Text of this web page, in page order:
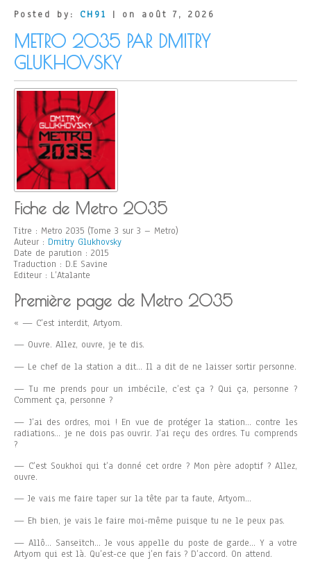
Posted by: CH91 | on août 7, 2026
METRO 2035 PAR DMITRY
GLUKHOVSKY
Fiche de Metro 2035
Titre : Metro 2035 (Tome 3 sur 3 – Metro)
Auteur : Dmitry Glukhovsky
Date de parution : 2015
Traduction : D.E Savine
Editeur : L’Atalante
Première page de Metro 2035
« — C’est interdit, Artyom.
— Ouvre. Allez, ouvre, je te dis.
— Le chef de la station a dit… Il a dit de ne laisser sortir personne.
— Tu me prends pour un imbécile, c’est ça ? Qui ça, personne ?
Comment ça, personne ?
— J’ai des ordres, moi ! En vue de protéger la station… contre les
radiations… je ne dois pas ouvrir. J’ai reçu des ordres. Tu comprends
?
— C’est Soukhoï qui t’a donné cet ordre ? Mon père adoptif ? Allez,
ouvre.
— Je vais me faire taper sur la tête par ta faute, Artyom…
— Eh bien, je vais le faire moi-même puisque tu ne le peux pas.
— Allô… Sanseïtch… Je vous appelle du poste de garde… Y a votre
Artyom qui est là. Qu’est-ce que j’en fais ? D’accord. On attend.